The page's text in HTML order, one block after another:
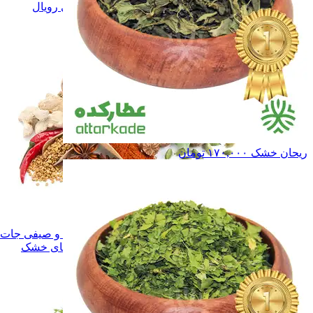
ادویه و چاشنی رویال ادویه و چاشنی رویال
همه دسته بندی های ادویه و چاشنی
ادویه و چاشنی ادویه و چاشنی
سبزی های خشک سبزی های خشک
میوه ها و صیفی جات خشک میوه ها و صیفی
همه دسته بندی های سبزی و میوه های خشک
ریحان خشک ۱۷۰,۰۰۰تومان